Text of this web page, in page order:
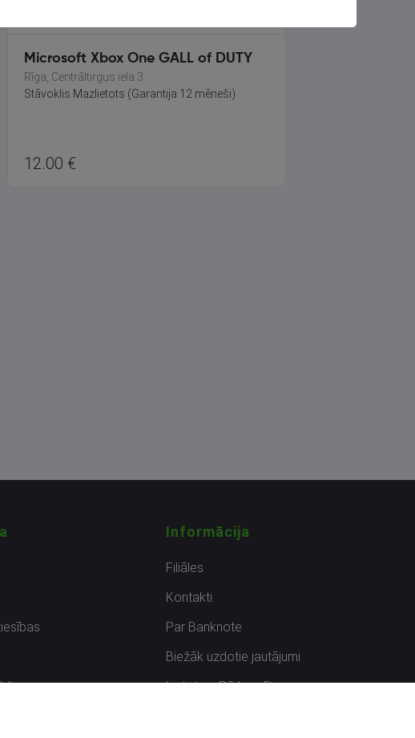
Microsoft Xbox One GALL of DUTY
Rīga, Centrāltirgus iela 3
Stāvoklis Mazlietots (Garantija 12 mēneši)
12.00 €
Informācija
Filiāles
Kontakti
Par Banknote
Biežāk uzdotie jautājumi
Lietots – Pārbaudīts